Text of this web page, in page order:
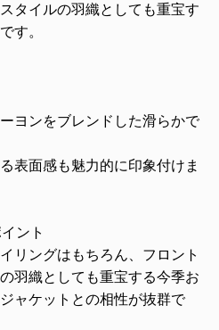
タイルの羽織としても重宝す
す。
ヨンをブレンドした滑らかで
表面感も魅力的に印象付けま
ント
リングはもちろん、フロント
羽織としても重宝する今季お
ャケットとの相性が抜群で